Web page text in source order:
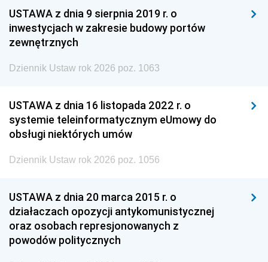
USTAWA z dnia 9 sierpnia 2019 r. o
inwestycjach w zakresie budowy portów
zewnętrznych
Dziennik Ustaw rok 2026 poz. 1063
USTAWA z dnia 16 listopada 2022 r. o
systemie teleinformatycznym eUmowy do
obsługi niektórych umów
Dziennik Ustaw rok 2026 poz. 1056
USTAWA z dnia 20 marca 2015 r. o
działaczach opozycji antykomunistycznej
oraz osobach represjonowanych z
powodów politycznych